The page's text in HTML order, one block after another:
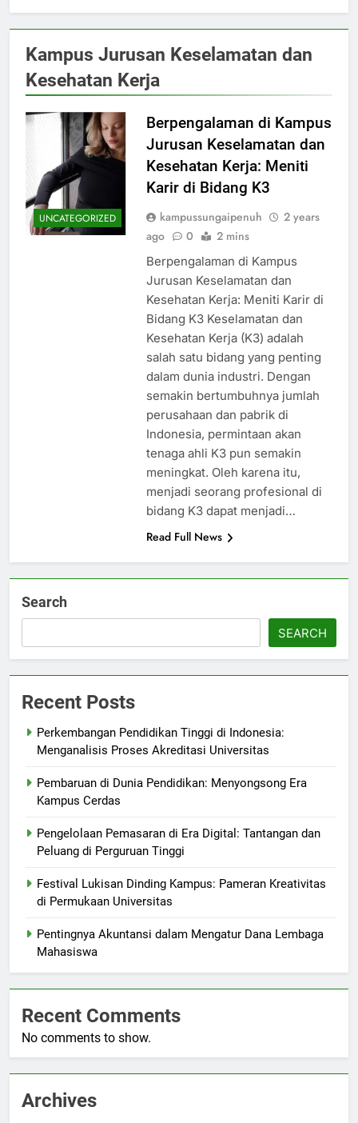
Kampus Jurusan Keselamatan dan
Kesehatan Kerja
UNCATEGORIZED
Berpengalaman di Kampus
Jurusan Keselamatan dan
Kesehatan Kerja: Meniti
Karir di Bidang K3
kampussungaipenuh
2 years
ago
0 2 mins
Berpengalaman di Kampus
Jurusan Keselamatan dan
Kesehatan Kerja: Meniti Karir di
Bidang K3 Keselamatan dan
Kesehatan Kerja (K3) adalah
salah satu bidang yang penting
dalam dunia industri. Dengan
semakin bertumbuhnya jumlah
perusahaan dan pabrik di
Indonesia, permintaan akan
tenaga ahli K3 pun semakin
meningkat. Oleh karena itu,
menjadi seorang profesional di
bidang K3 dapat menjadi…
Read Full News
Search
SEARCH
Recent Posts
Perkembangan Pendidikan Tinggi di Indonesia:
Menganalisis Proses Akreditasi Universitas
Pembaruan di Dunia Pendidikan: Menyongsong Era
Kampus Cerdas
Pengelolaan Pemasaran di Era Digital: Tantangan dan
Peluang di Perguruan Tinggi
Festival Lukisan Dinding Kampus: Pameran Kreativitas
di Permukaan Universitas
Pentingnya Akuntansi dalam Mengatur Dana Lembaga
Mahasiswa
Recent Comments
No comments to show.
Archives